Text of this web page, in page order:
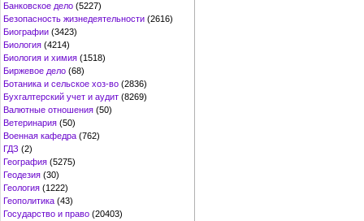
Банковское дело (5227)
Безопасность жизнедеятельности (2616)
Биографии (3423)
Биология (4214)
Биология и химия (1518)
Биржевое дело (68)
Ботаника и сельское хоз-во (2836)
Бухгалтерский учет и аудит (8269)
Валютные отношения (50)
Ветеринария (50)
Военная кафедра (762)
ГДЗ (2)
География (5275)
Геодезия (30)
Геология (1222)
Геополитика (43)
Государство и право (20403)